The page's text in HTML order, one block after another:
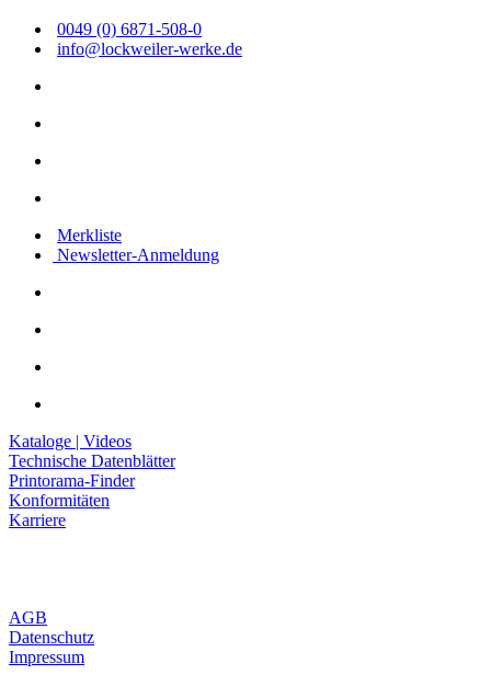
0049 (0) 6871-508-0
info@lockweiler-werke.de
Merkliste
Newsletter-Anmeldung
Kataloge | Videos
Technische Datenblätter
Printorama-Finder
Konformitäten
Karriere
AGB
Datenschutz
Impressum